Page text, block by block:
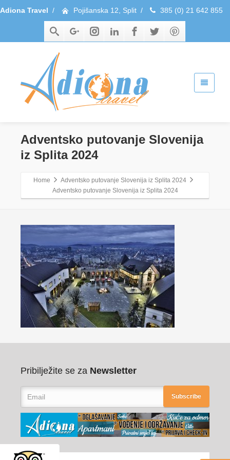
Adiona Travel / Pojišanska 12, Split / 385 (0) 21 642 855
Adventsko putovanje Slovenija
iz Splita 2024
Home
Adventsko putovanje Slovenija iz Splita 2024
Adventsko putovanje Slovenija iz Splita 2024
Pribilježite se za Newsletter
Subscribe